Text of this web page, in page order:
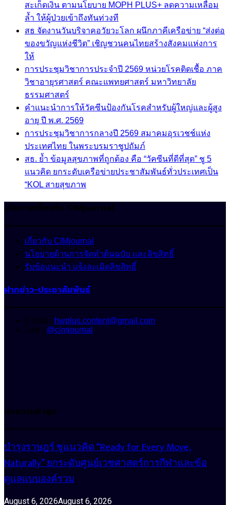
สะเก็ดเงิน ตามนโยบาย MOPH PLUS+ ลดความเหลื่อม
ล้ำ ให้ผู้ป่วยเข้าถึงทันท่วงที
สธ จัดงานวันบริจาคอวัยวะโลก ผนึกภาคีเครือข่าย “ส่งต่อ
ของขวัญแห่งชีวิต” เชิญชวนคนไทยสร้างสังคมแห่งการ
ให้
การประชุมวิชาการประจำปี 2569 หน่วยโรคติดเชื้อ ภาค
วิชาอายุรศาสตร์ คณะแพทยศาสตร์ มหาวิทยาลัย
ธรรมศาสตร์
คำแนะนำการให้วัคซีนป้องกันโรคสำหรับผู้ใหญ่และผู้สูง
อายุ ปี พ.ศ. 2569
การประชุมวิชาการกลางปี 2569 สมาคมอุรเวชช์แห่ง
ประเทศไทย ในพระบรมราชูปถัมภ์
สธ. ย้ำ ข้อมูลสุขภาพที่ถูกต้อง คือ “วัคซีนที่ดีที่สุด” ชู 5
แนวคิด ยกระดับเครือข่ายประชาสัมพันธ์ทั่วประเทศเป็น
“KOL สายสุขภาพ
นโยบายเกี่ยวกับ CIMjournal
เกี่ยวกับ CIMjournal
นโยบายด้านการจัดทำต้นฉบับ และลิขสิทธิ์
รับข้อแนะนำ แจ้งละเมิดลิขสิทธิ์
ฝากข่าว-ประชาสัมพันธ์
E-mail : hwplus.content@gmail.com
Line : @cimjournal
บทความล่าสุด
บำรุงราษฎร์ ชูแนวคิด “Ready for Every Move,
Naturally” ยกระดับศูนย์เวชศาสตร์การกีฬาและข้อ
ดูแลแบบองค์รวม
August 6, 2026August 6, 2026